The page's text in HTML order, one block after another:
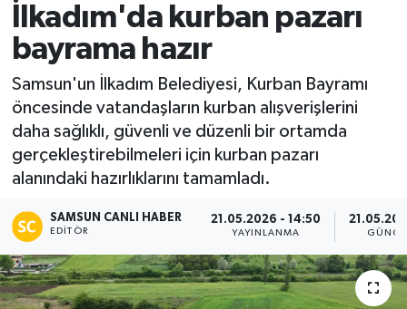
İlkadım'da kurban pazarı
bayrama hazır
Samsun'un İlkadım Belediyesi, Kurban Bayramı
öncesinde vatandaşların kurban alışverişlerini
daha sağlıklı, güvenli ve düzenli bir ortamda
gerçekleştirebilmeleri için kurban pazarı
alanındaki hazırlıklarını tamamladı.
SAMSUN CANLI HABER
EDITÖR
21.05.2026 - 14:50
YAYINLANMA
Dünya
Eğitim
Sağlık
Yemek
Manşet Haberi
Samsun Trafik Yoğunluk Haritası
Süper Lig Puan Durumu ve Fikstür
Tüm Manşetler
Son Dakika Haberleri
Haber Arşivi